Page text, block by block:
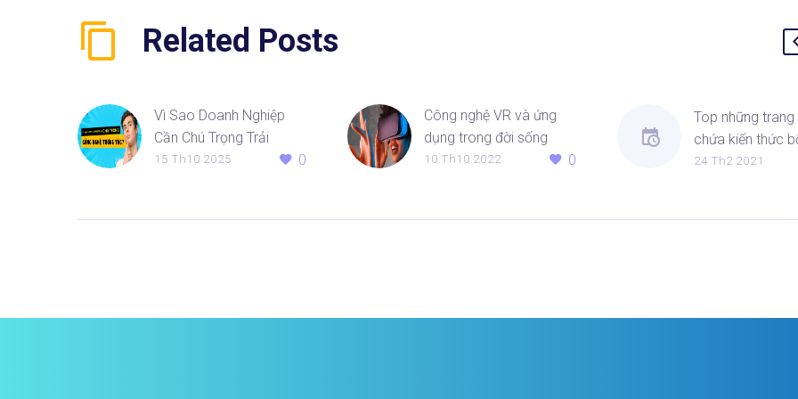
Related Posts
Vì Sao Doanh Nghiệp
Cần Chú Trọng Trải
Nghiệm Tương Tác?
0
15 Th10 2025
Công nghệ VR và ứng
dụng trong đời sống
Công nghệ VR và những0
10 Th10 2022
Top những
chứa kiến thức
dành cho dân IT
24 Th2 2021